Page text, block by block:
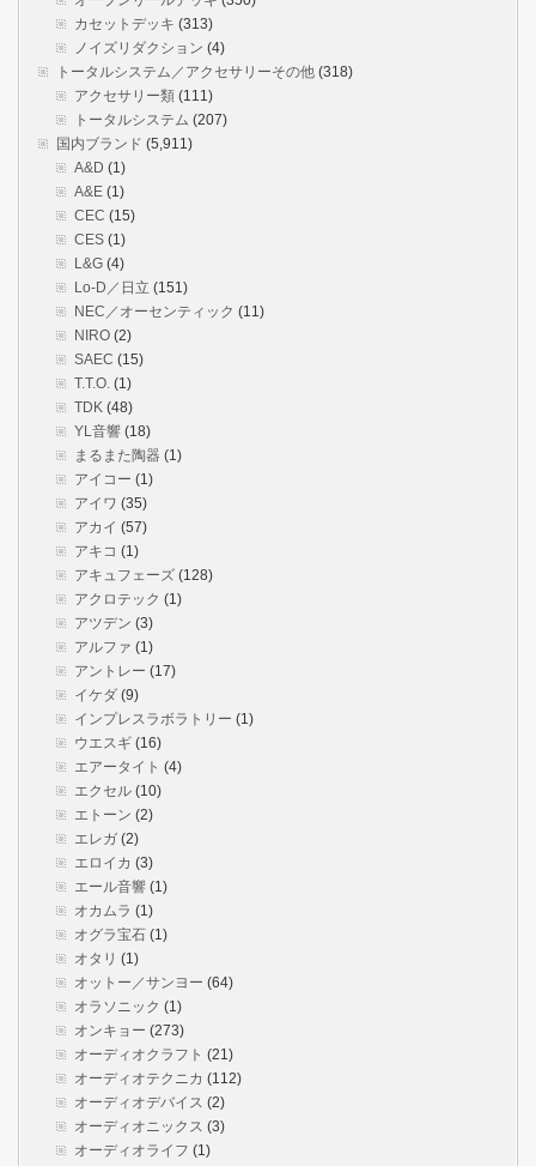
カセットデッキ (313)
ノイズリダクション (4)
トータルシステム／アクセサリーその他 (318)
アクセサリー類 (111)
トータルシステム (207)
国内ブランド (5,911)
A&D (1)
A&E (1)
CEC (15)
CES (1)
L&G (4)
Lo-D／日立 (151)
NEC／オーセンティック (11)
NIRO (2)
SAEC (15)
T.T.O. (1)
TDK (48)
YL音響 (18)
まるまた陶器 (1)
アイコー (1)
アイワ (35)
アカイ (57)
アキコ (1)
アキュフェーズ (128)
アクロテック (1)
アツデン (3)
アルファ (1)
アントレー (17)
イケダ (9)
インプレスラボラトリー (1)
ウエスギ (16)
エアータイト (4)
エクセル (10)
エトーン (2)
エレガ (2)
エロイカ (3)
エール音響 (1)
オカムラ (1)
オグラ宝石 (1)
オタリ (1)
オットー／サンヨー (64)
オラソニック (1)
オンキョー (273)
オーディオクラフト (21)
オーディオテクニカ (112)
オーディオデバイス (2)
オーディオニックス (3)
オーディオライフ (1)